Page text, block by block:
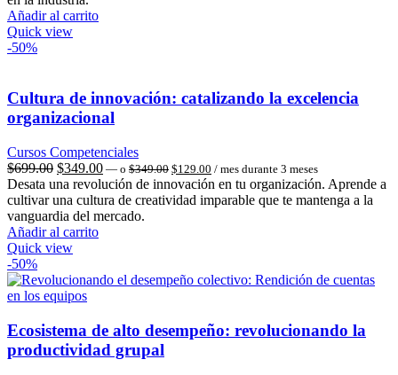
$699.00.
Añadir al carrito
Quick view
-50%
Cultura de innovación: catalizando la excelencia
organizacional
Cursos Competenciales
$699.00 El
precio
original
era:
$699.00.
$349.00El
precio
actual
es:
— o $349.00 El
precio
original
era:
$129.00 El
precio
actual
es:
/ mes durante 3 meses
Desata una revolución de innovación en tu organización. Aprende a
cultivar una cultura de creatividad imparable que te mantenga a la
vanguardia del mercado.
Añadir al carrito
Quick view
-50%
Ecosistema de alto desempeño: revolucionando la
productividad grupal